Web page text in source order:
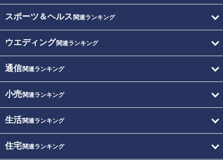
スポーツ＆ヘルス 関連ランキング
ウエディング関連ランキング
通信関連ランキング
小売関連ランキング
生活関連ランキング
住宅関連ランキング